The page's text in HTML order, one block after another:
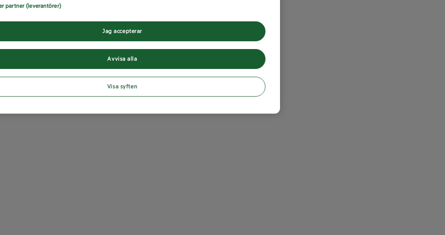
partner (leverantörer)
Avvisa alla
Jag accepterar
Visa syften